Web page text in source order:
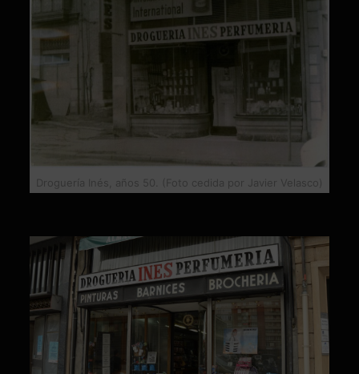
Droguería Inés, años 50. (Foto cedida por Javier Velasco)